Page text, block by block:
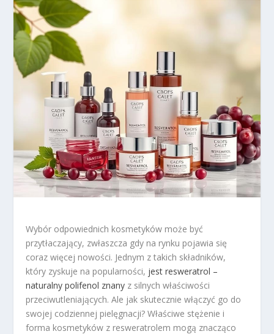
Wybór odpowiednich kosmetyków może być
przytłaczający, zwłaszcza gdy na rynku pojawia się
coraz więcej nowości. Jednym z takich składników,
który zyskuje na popularności, jest resweratrol –
naturalny polifenol znany z silnych właściwości
przeciwutleniających. Ale jak skutecznie włączyć go do
swojej codziennej pielęgnacji? Właściwe stężenie i
forma kosmetyków z resweratrolem mogą znacząco